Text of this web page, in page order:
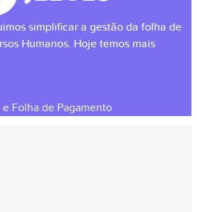
simplificar a gestão da folha de
Humanos. Hoje temos mais
Folha de Pagamento